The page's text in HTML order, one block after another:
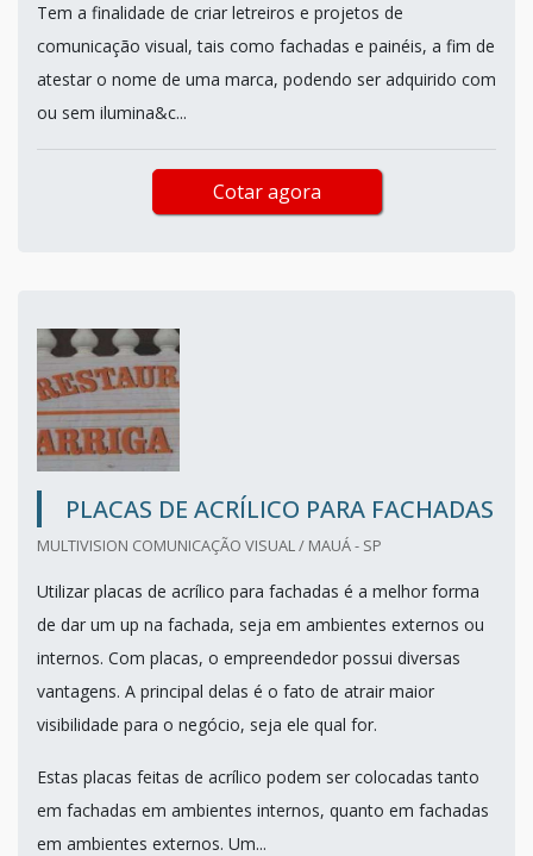
Tem a finalidade de criar letreiros e projetos de
comunicação visual, tais como fachadas e painéis, a fim de
atestar o nome de uma marca, podendo ser adquirido com
ou sem ilumina&c...
Cotar agora
PLACAS DE ACRÍLICO PARA FACHADAS
MULTIVISION COMUNICAÇÃO VISUAL / MAUÁ - SP
Utilizar placas de acrílico para fachadas é a melhor forma
de dar um up na fachada, seja em ambientes externos ou
internos. Com placas, o empreendedor possui diversas
vantagens. A principal delas é o fato de atrair maior
visibilidade para o negócio, seja ele qual for.
Estas placas feitas de acrílico podem ser colocadas tanto
em fachadas em ambientes internos, quanto em fachadas
em ambientes externos. Um...